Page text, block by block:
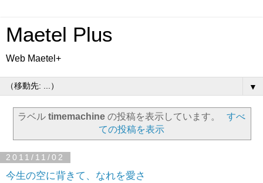
Maetel Plus
Web Maetel+
▼
ラベルtimemachine の投稿を表示しています。
すべ
ての投稿を表示
2011/11/02
今生の空に背きて、なれを愛さ